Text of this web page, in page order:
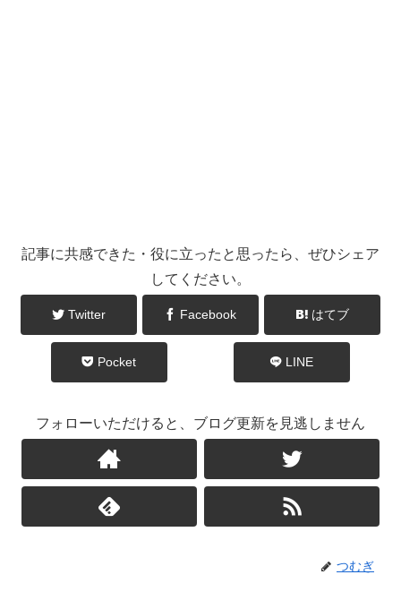
記事に共感できた・役に立ったと思ったら、ぜひシェア
してください。
Twitter Facebook はてブ
Pocket LINE
フォローいただけると、ブログ更新を見逃しません
つむぎ